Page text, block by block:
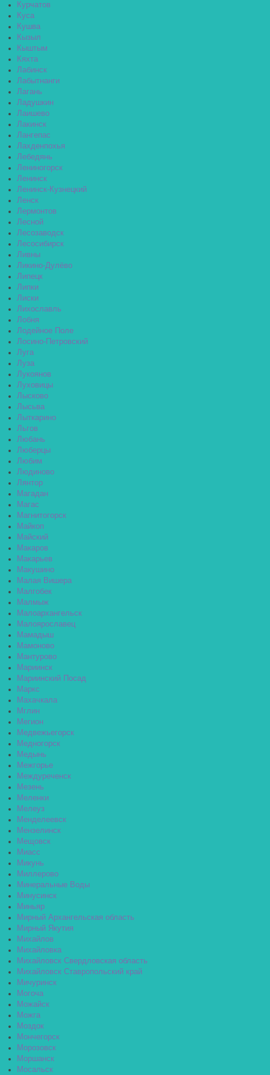
Курчатов
Куса
Кушва
Кызыл
Кыштым
Кяхта
Лабинск
Лабытнанги
Лагань
Ладушкин
Лаишево
Лакинск
Лангепас
Лахденпохья
Лебедянь
Лениногорск
Ленинск
Ленинск-Кузнецкий
Ленск
Лермонтов
Лесной
Лесозаводск
Лесосибирск
Ливны
Ликино-Дулёво
Липецк
Липки
Лиски
Лихославль
Лобня
Лодейное Поле
Лосино-Петровский
Луга
Луза
Лукоянов
Луховицы
Лысково
Лысьва
Лыткарино
Льгов
Любань
Люберцы
Любим
Людиново
Лянтор
Магадан
Магас
Магнитогорск
Майкоп
Майский
Макаров
Макарьев
Макушино
Малая Вишера
Малгобек
Малмыж
Малоархангельск
Малоярославец
Мамадыш
Мамоново
Мантурово
Мариинск
Мариинский Посад
Маркс
Махачкала
Мглин
Мегион
Медвежьегорск
Медногорск
Медынь
Межгорье
Междуреченск
Мезень
Меленки
Мелеуз
Менделеевск
Мензелинск
Мещовск
Миасс
Микунь
Миллерово
Минеральные Воды
Минусинск
Миньяр
Мирный Архангельская область
Мирный Якутия
Михайлов
Михайловка
Михайловск Свердловская область
Михайловск Ставропольский край
Мичуринск
Могоча
Можайск
Можга
Моздок
Мончегорск
Морозовск
Моршанск
Мосальск